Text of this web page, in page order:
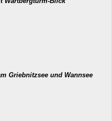
Griebnitzsee und Wannsee